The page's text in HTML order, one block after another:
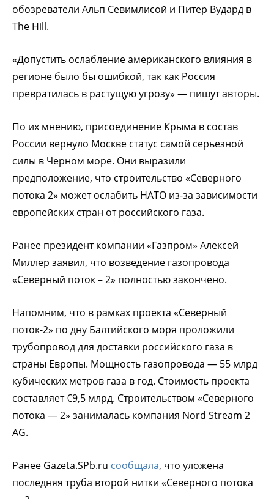
обозреватели Альп Севимлисой и Питер Вудард в
The Hill.
«Допустить ослабление американского влияния в
регионе было бы ошибкой, так как Россия
превратилась в растущую угрозу» — пишут авторы.
По их мнению, присоединение Крыма в состав
России вернуло Москве статус самой серьезной
силы в Черном море. Они выразили
предположение, что строительство «Северного
потока 2» может ослабить НАТО из-за зависимости
европейских стран от российского газа.
Ранее президент компании «Газпром» Алексей
Миллер заявил, что возведение газопровода
«Северный поток – 2» полностью закончено.
Напомним, что в рамках проекта «Северный
поток-2» по дну Балтийского моря проложили
трубопровод для доставки российского газа в
страны Европы. Мощность газопровода — 55 млрд
кубических метров газа в год. Стоимость проекта
составляет €9,5 млрд. Строительством «Северного
потока — 2» занималась компания Nord Stream 2
AG.
Ранее Gazeta.SPb.ru сообщала, что уложена
последняя труба второй нитки «Северного потока